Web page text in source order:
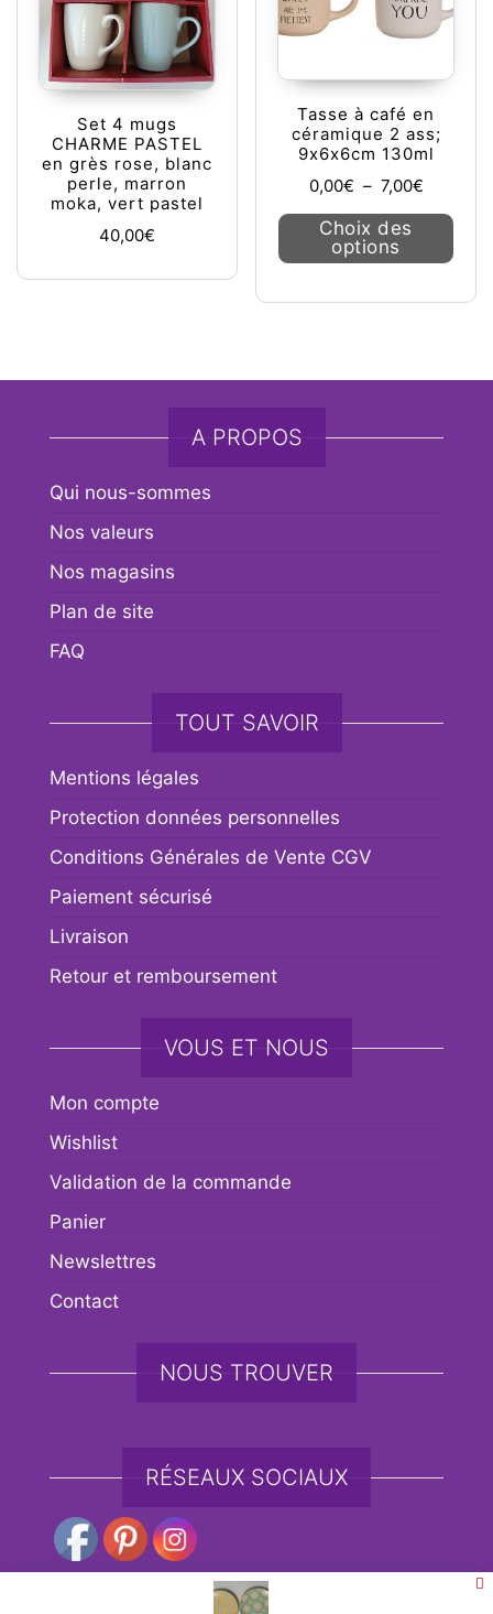
Set 4 mugs
CHARME PASTEL
en grès rose, blanc
perle, marron
moka, vert pastel
40,00€
Tasse à café en
céramique 2 ass;
9x6x6cm 130ml
0,00€ – 7,00€Plage
Choix des
options
A PROPOS
Qui nous-sommes
Nos valeurs
Nos magasins
Plan de site
FAQ
TOUT SAVOIR
Mentions légales
Protection données personnelles
Conditions Générales de Vente CGV
Paiement sécurisé
Livraison
Retour et remboursement
VOUS ET NOUS
Mon compte
Wishlist
Validation de la commande
Panier
Newslettres
Contact
NOUS TROUVER
RÉSEAUX SOCIAUX